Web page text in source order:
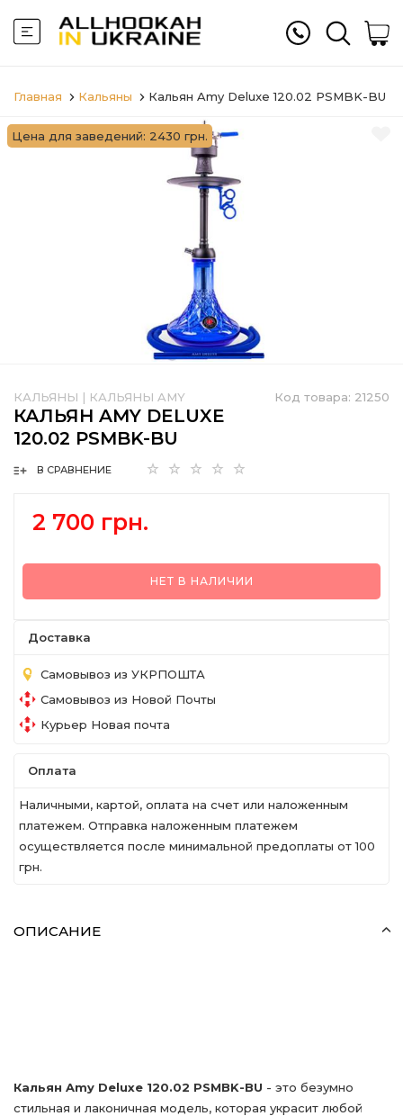
Главная Кальяны Кальян Amy Deluxe 120.02 PSMBK-BU
Цена для заведений: 2430 грн.
Код товара: 21250
КАЛЬЯНЫ | КАЛЬЯНЫ AMY
КАЛЬЯН AMY DELUXE
120.02 PSMBK-BU
В СРАВНЕНИЕ
2 700 грн.
НЕТ В НАЛИЧИИ
Доставка
Самовывоз из УКРПОШТА
Самовывоз из Новой Почты
Курьер Новая почта
Оплата
Наличными, картой, оплата на счет или наложенным
платежем. Отправка наложенным платежем
осуществляется после минимальной предоплаты от 100
грн.
ОПИСАНИЕ
Кальян Amy Deluxe 120.02 PSMBK-BU - это безумно
стильная и лаконичная модель, которая украсит любой